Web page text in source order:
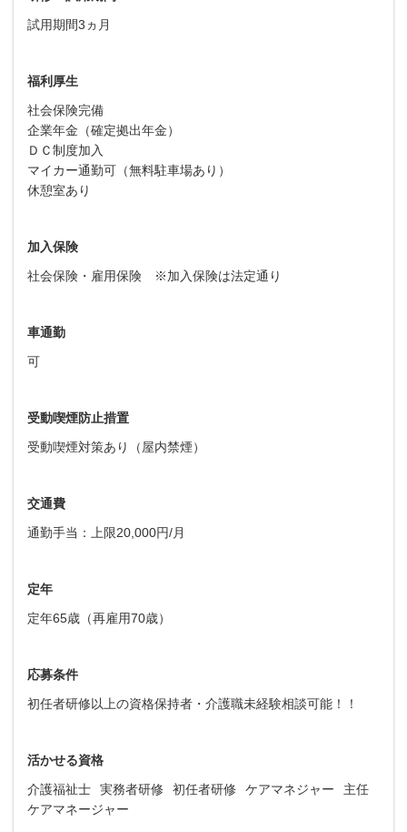
試用期間3ヵ月
福利厚生
社会保険完備
企業年金（確定拠出年金）
ＤＣ制度加入
マイカー通勤可（無料駐車場あり）
休憩室あり
加入保険
社会保険・雇用保険 ※加入保険は法定通り
車通勤
可
受動喫煙防止措置
受動喫煙対策あり（屋内禁煙）
交通費
通勤手当：上限20,000円/月
定年
定年65歳（再雇用70歳）
応募条件
初任者研修以上の資格保持者・介護職未経験相談可能！！
活かせる資格
介護福祉士
実務者研修 初任者研修 ケアマネジャー
主任
ケアマネージャー